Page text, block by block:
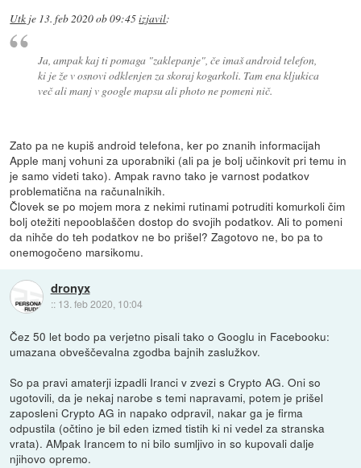
Utk je 13. feb 2020 ob 09:45izjavil:
Ja, ampak kaj ti pomaga "zaklepanje", če imaš android telefon,
ki je že v osnovi odklenjen za skoraj kogarkoli. Tam ena kljukica
več ali manj v google mapsu ali photo ne pomeni nič.
Zato pa ne kupiš android telefona, ker po znanih informacijah
Apple manj vohuni za uporabniki (ali pa je bolj učinkovit pri temu in
je samo videti tako). Ampak ravno tako je varnost podatkov
problematična na računalnikih.
Človek se po mojem mora z nekimi rutinami potruditi komurkoli čim
bolj otežiti nepooblaščen dostop do svojih podatkov. Ali to pomeni
da nihče do teh podatkov ne bo prišel? Zagotovo ne, bo pa to
onemogočeno marsikomu.
dronyx
:: 13. feb 2020, 10:04
Čez 50 let bodo pa verjetno pisali tako o Googlu in Facebooku:
umazana obveščevalna zgodba bajnih zaslužkov.
So pa pravi amaterji izpadli Iranci v zvezi s Crypto AG. Oni so
ugotovili, da je nekaj narobe s temi napravami, potem je prišel
zaposleni Crypto AG in napako odpravil, nakar ga je firma
odpustila (očtino je bil eden izmed tistih ki ni vedel za stranska
vrata). AMpak Irancem to ni bilo sumljivo in so kupovali dalje
njihovo opremo.